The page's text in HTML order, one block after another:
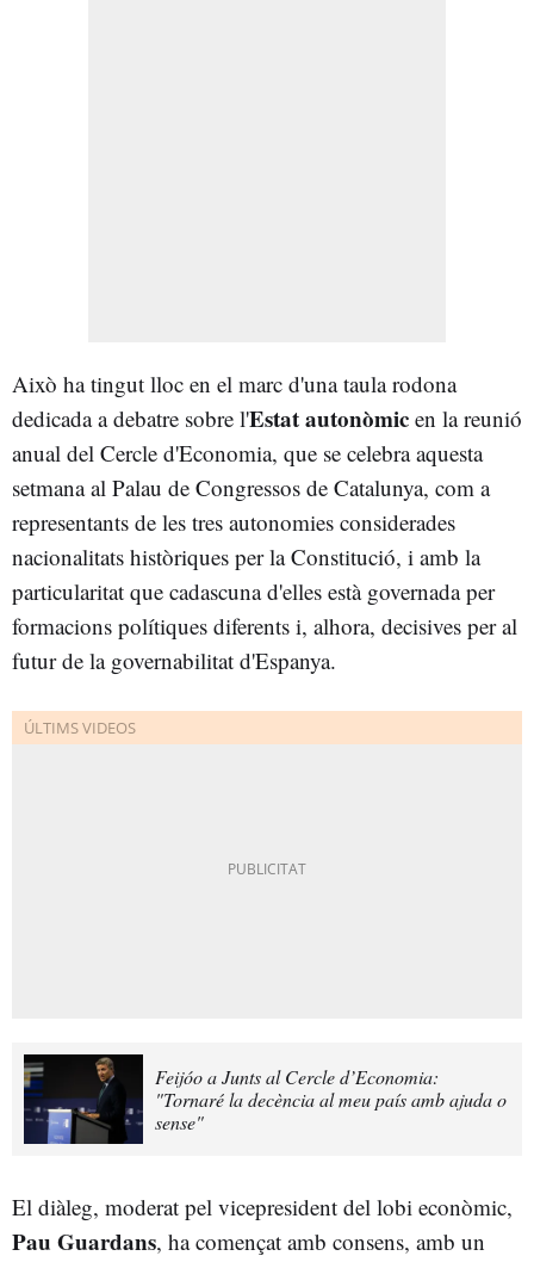
Això ha tingut lloc en el marc d'una taula rodona
dedicada a debatre sobre l'Estat autonòmic en la reunió
anual del Cercle d'Economia, que se celebra aquesta
setmana al Palau de Congressos de Catalunya, com a
representants de les tres autonomies considerades
nacionalitats històriques per la Constitució, i amb la
particularitat que cadascuna d'elles està governada per
formacions polítiques diferents i, alhora, decisives per al
futur de la governabilitat d'Espanya.
Feijóo a Junts al Cercle d’Economia:
"Tornaré la decència al meu país amb ajuda o
sense"
El diàleg, moderat pel vicepresident del lobi econòmic,
Pau Guardans, ha començat amb consens, amb un